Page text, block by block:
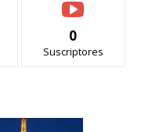
0
Suscriptores